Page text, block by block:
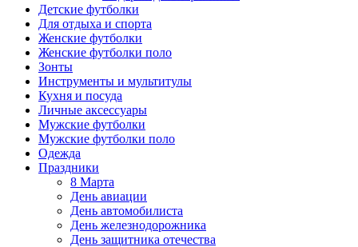
Детские футболки
Для отдыха и спорта
Женские футболки
Женские футболки поло
Зонты
Инструменты и мультитулы
Кухня и посуда
Личные аксессуары
Мужские футболки
Мужские футболки поло
Одежда
Праздники
8 Марта
День авиации
День автомобилиста
День железнодорожника
День защитника отечества